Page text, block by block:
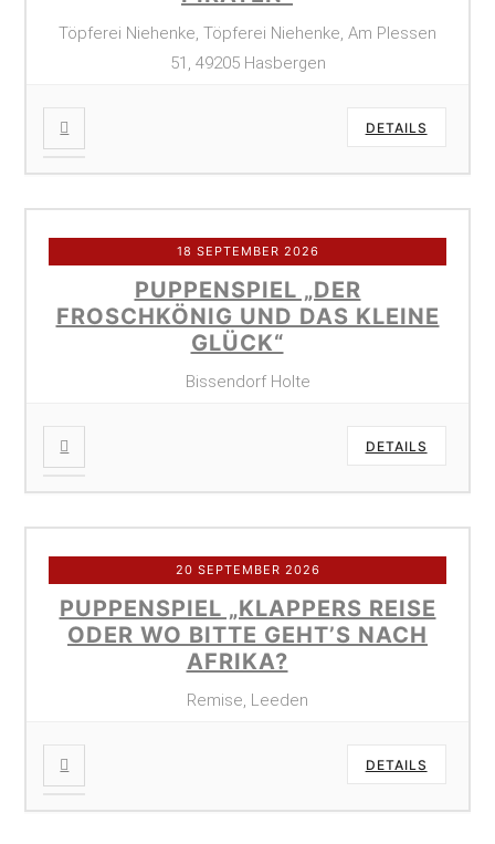
Töpferei Niehenke, Töpferei Niehenke, Am Plessen
51, 49205 Hasbergen
DETAILS
18 SEPTEMBER 2026
PUPPENSPIEL „DER
FROSCHKÖNIG UND DAS KLEINE
GLÜCK“
Bissendorf Holte
DETAILS
20 SEPTEMBER 2026
PUPPENSPIEL „KLAPPERS REISE
ODER WO BITTE GEHT’S NACH
AFRIKA?
Remise, Leeden
DETAILS